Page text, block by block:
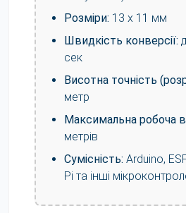
Розміри: 13 х 11 мм
Швидкість конверсії:
сек
Висотна точність
метр
Максимальна робоча
метрів
Сумісність: Arduino,
Pi та інші